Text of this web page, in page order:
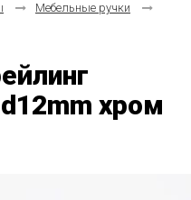
Мебельные ручки
хром